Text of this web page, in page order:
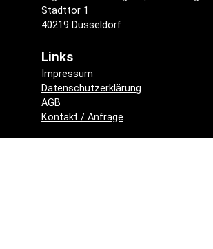
Stadttor 1
40219 Düsseldorf
Links
Impressum
Datenschutzerklärung
AGB
Kontakt / Anfrage